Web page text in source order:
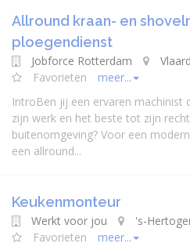
Allround kraan- en
ploegendienst
Jobforce Rotterdam
Favorieten
meer...
IntroBen jij een ervaren machinist
zijn werk en het beste tot zijn
buitenomgeving? Voor een
een allround...
Keukenmonteur
Werkt voor jou 's-
Favorieten
meer...